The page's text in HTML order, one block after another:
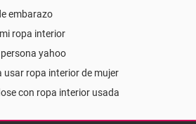
embarazo
ropa interior
yahoo
usar ropa interior de mujer
con ropa interior usada